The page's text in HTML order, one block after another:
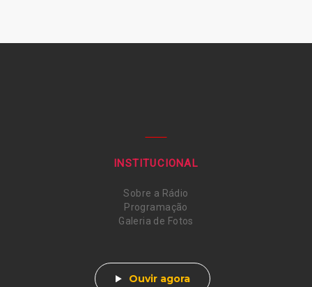
INSTITUCIONAL
Sobre a Rádio
Programação
Galeria de Fotos
Ouvir agora